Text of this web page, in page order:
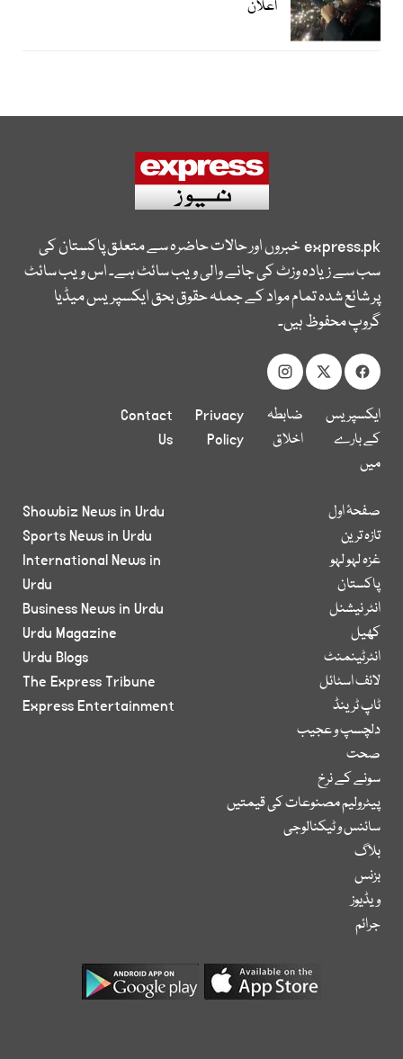
اعلان
express.pkخبروں اور حالات حاضرہ سے متعلق پاکستان کی
سب سے زیادہ وزٹ کی جانے والی ویب سائٹ ہے۔ اس ویب سائٹ
پر شائع شدہ تمام مواد کے جملہ حقوق بحق ایکسپریس میڈیا
گروپ محفوظ ہیں۔
ایکسپریس
کے بارے
میں
ضابطہ
اخلاق
Privacy
Policy
Contact
Us
صفحۂ اول
تازہ ترین
غزہ لہو لہو
پاکستان
انٹر نیشنل
کھیل
انٹرٹینمنٹ
لائف اسٹائل
ٹاپ ٹرینڈ
دلچسپ و عجیب
صحت
سونے کے نرخ
پیٹرولیم مصنوعات کی قیمتیں
سائنس و ٹیکنالوجی
بلاگ
بزنس
ویڈیوز
جرائم
Showbiz News in Urdu
Sports News in Urdu
International News in
Urdu
Business News in Urdu
Urdu Magazine
Urdu Blogs
The Express Tribune
Express Entertainment